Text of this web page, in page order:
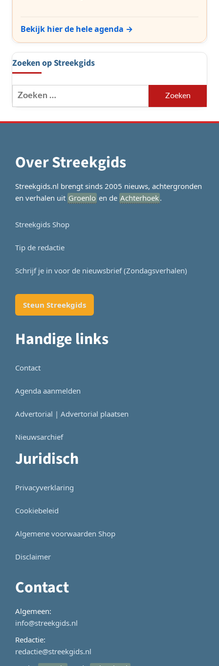
Bekijk hier de hele agenda →
Zoeken op Streekgids
Zoeken
naar:
Over Streekgids
Streekgids.nl brengt sinds 2005 nieuws, achtergronden
en verhalen uit Groenlo en de Achterhoek.
Streekgids Shop
Tip de redactie
Schrijf je in voor de nieuwsbrief (Zondagsverhalen)
Steun Streekgids
Handige links
Contact
Agenda aanmelden
Advertorial | Advertorial plaatsen
Nieuwsarchief
Juridisch
Privacyverklaring
Cookiebeleid
Algemene voorwaarden Shop
Disclaimer
Contact
Algemeen:
info@streekgids.nl
Redactie:
redactie@streekgids.nl